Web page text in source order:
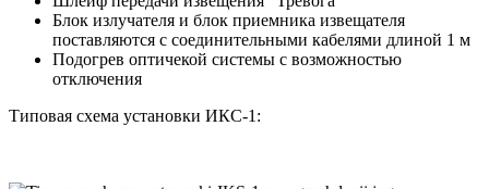
Блок излучателя и блок приемника извещателя
поставляются с соединительными кабелями длиной 1 м
Подогрев оптичекой системы с возможностью
отключения
Типовая схема установки ИКС-1: